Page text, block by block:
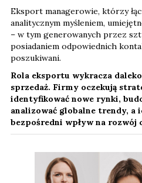
Eksport managerowie, którzy
analitycznym myśleniem,
– w tym generowanych przez
posiadaniem odpowiednich
poszukiwani.
Rola eksportu wykracza
sprzedaż. Firmy oczekują
identyfikować nowe rynki,
analizować globalne trendy, a
bezpośredni wpływ na rozwój